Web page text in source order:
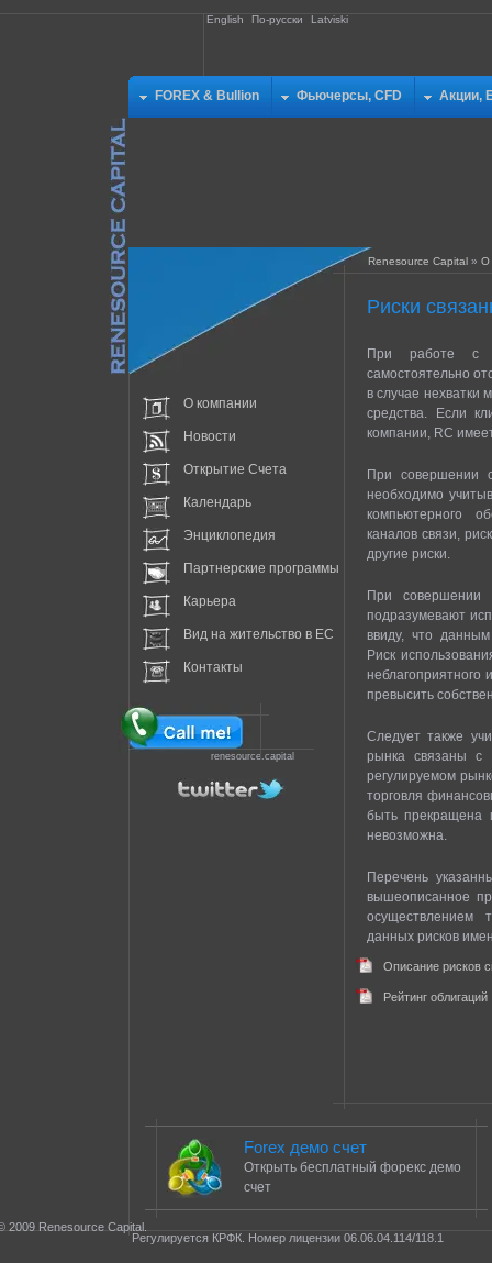
English По-русски Latviski
FOREX & Bullion Фьючерсы, CFD Акции,
Renesource Capital » О
Риски
При работе с
самостоятельно
в случае нехватки
средства. Если
компании, RC
При совершении
необходимо
компьютерного
каналов связи,
другие риски.
При совершении
подразумевают
ввиду, что
Риск
превысить
Следует также
рынка связаны с
регулируемом
торговля
быть прекращена
невозможна.
Перечень
вышеописанное
осуществлением
данных рисков
Описание рисков
Рейтинг облигаций
О компании
Новости
Открытие Счета
Календарь
Энциклопедия
Партнерские программы
Карьера
Вид на жительство в EC
Контакты
renesource.capital
Forex демо счет
Открыть бесплатный форекс демо
счет
2009 Renesource Capital.
Регулируется КРФК. Номер лицензии 06.06.04.114/118.1